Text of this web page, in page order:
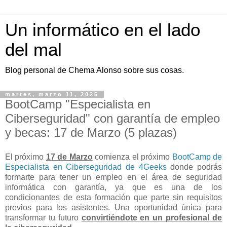
Un informático en el lado
del mal
Blog personal de Chema Alonso sobre sus cosas.
martes, marzo 11, 2025
BootCamp "Especialista en
Ciberseguridad" con garantía de empleo
y becas: 17 de Marzo (5 plazas)
El próximo 17 de Marzo comienza el próximo BootCamp de
Especialista en Ciberseguridad de 4Geeksdonde podrás
formarte para tener un empleo en el área de seguridad
informática con garantía, ya que es una de los
condicionantes de esta formación que parte sin requisitos
previos para los asistentes. Una oportunidad única para
transformar tu futuro convirtiéndote en un profesional de